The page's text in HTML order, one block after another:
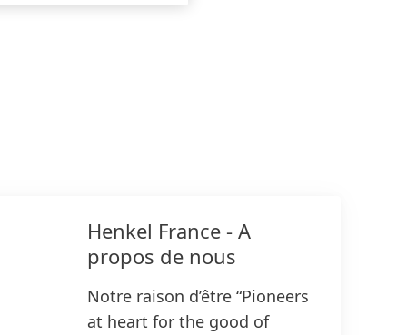
Henkel France - A
propos de nous
Notre raison d’être “Pioneers
at heart for the good of